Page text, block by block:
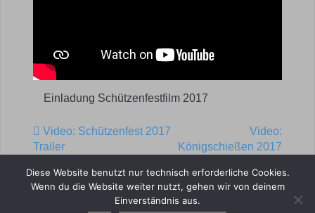
Einladung Schützenfestfilm 2017
Post navigation
Video: Schützenfest 2017
Trailer
Video:
Königschießen 2017
Diese Website benutzt nur technisch erforderliche Cookies.
Wenn du die Website weiter nutzt, gehen wir von deinem
Einverständnis aus.